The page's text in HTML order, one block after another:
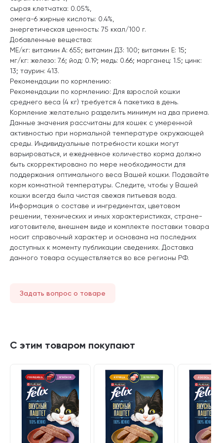
сырая клетчатка: 0.05%,
омега-6 жирные кислоты: 0.4%,
энергетическая ценность: 75 ккал/100 г.
Добавленные вещества:
МЕ/кг: витамин А: 655; витамин Д3: 100; витамин E: 15;
мг/кг: железо: 7.6; йод: 0.19; медь: 0.66; марганец: 1.5; цинк:
13; таурин: 413.
Рекомендации по кормлению:
Рекомендации по кормлению: Для взрослой кошки
среднего веса (4 кг) требуется 4 пакетика в день.
Кормление желательно разделить минимум на два приема.
Данные значения рассчитаны для кошек с умеренной
активностью при нормальной температуре окружающей
среды. Индивидуальные потребности кошки могут
варьироваться, и ежедневное количество корма должно
быть скорректировано по мере необходимости для
поддержания оптимального веса Вашей кошки. Подавайте
корм комнатной температуры. Следите, чтобы у Вашей
кошки всегда была чистая свежая питьевая вода.
Информация о составе и ингредиентах, цветовом
решении, технических и иных характеристиках, стране-
изготовителе, внешнем виде и комплекте поставки товара
носит справочный характер и основана на последних
доступных к моменту публикации сведениях. Доставка
данного товара осуществляется во все регионы РФ.
Задать вопрос о товаре
С этим товаром покупают